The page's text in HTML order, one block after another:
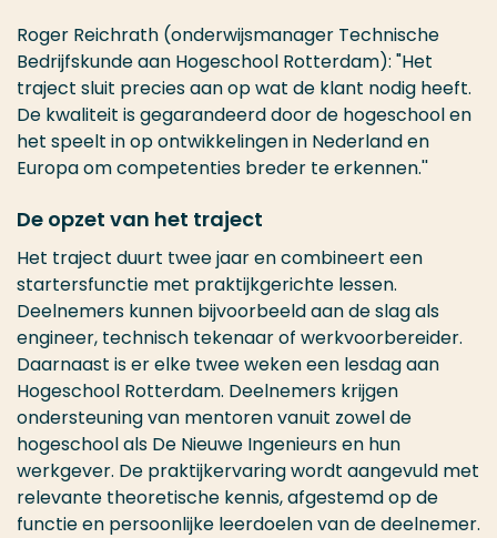
Roger Reichrath (onderwijsmanager Technische
Bedrijfskunde aan Hogeschool Rotterdam): "Het
traject sluit precies aan op wat de klant nodig heeft.
De kwaliteit is gegarandeerd door de hogeschool en
het speelt in op ontwikkelingen in Nederland en
Europa om competenties breder te erkennen.''
De opzet van het traject
Het traject duurt twee jaar en combineert een
startersfunctie met praktijkgerichte lessen.
Deelnemers kunnen bijvoorbeeld aan de slag als
engineer, technisch tekenaar of werkvoorbereider.
Daarnaast is er elke twee weken een lesdag aan
Hogeschool Rotterdam. Deelnemers krijgen
ondersteuning van mentoren vanuit zowel de
hogeschool als De Nieuwe Ingenieurs en hun
werkgever. De praktijkervaring wordt aangevuld met
relevante theoretische kennis, afgestemd op de
functie en persoonlijke leerdoelen van de deelnemer.